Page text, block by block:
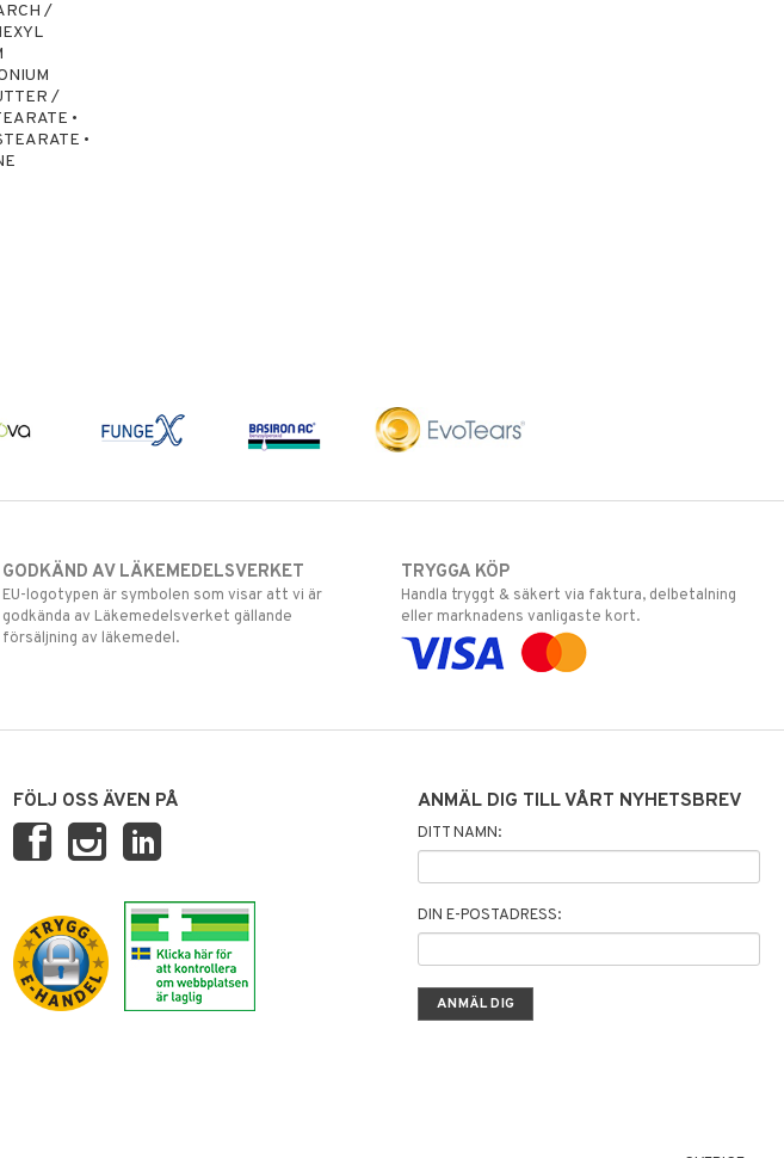
/
/
•
•
GODKÄND AV LÄKEMEDELSVERKET
EU-logotypen är symbolen som visar att vi är
godkända av Läkemedelsverket gällande
försäljning av läkemedel.
TRYGGA KÖP
Handla tryggt & säkert via faktura, delbetalning
eller marknadens vanligaste kort.
FÖLJ OSS ÄVEN PÅ ANMÄL DIG TILL VÅRT NYHETSBREV
DITT NAMN:
DIN E-POSTADRESS: